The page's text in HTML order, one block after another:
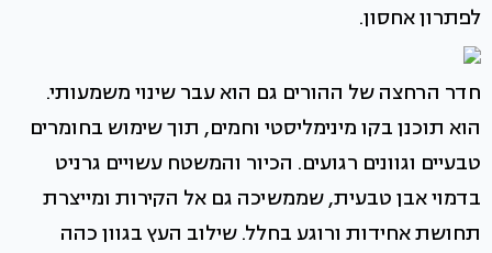
לפתרון אחסון.
חדר הרחצה של ההורים גם הוא עבר שינוי משמעותי.
הוא תוכנן בקו מינימליסטי וחמים, תוך שימוש בחומרים
טבעיים וגוונים רגועים. הכיור והמשטח עשויים גרניט
בדמוי אבן טבעית, שממשיכה גם אל הקירות ומייצרת
תחושת אחידות ורוגע בחלל. שילוב העץ בגוון כהה